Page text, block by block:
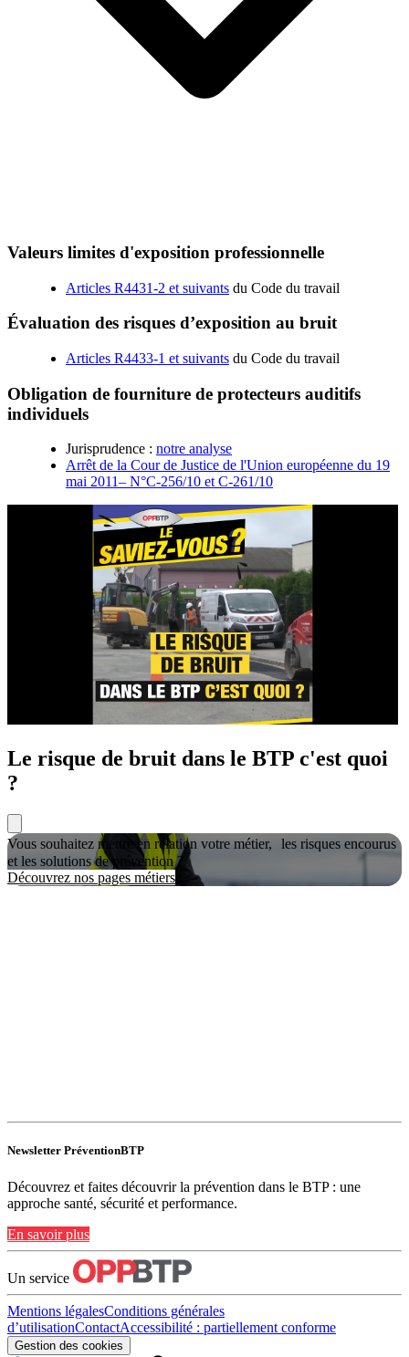
Valeurs limites d'exposition professionnelle
Articles R4431-2 et suivants du Code du travail
Évaluation des risques d’exposition au bruit
Articles R4433-1 et suivants du Code du travail
Obligation de fourniture de protecteurs auditifs
individuels
Jurisprudence : notre analyse
Arrêt de la Cour de Justice de l'Union européenne du 19
mai 2011– N°C-256/10 et C-261/10
Le risque de bruit dans le BTP c'est quoi
?
Vous souhaitez mettre en relation votre métier, les risques encourus
et les solutions de prévention ?
Découvrez nos pages métiers
Newsletter PréventionBTP
Découvrez et faites découvrir la prévention dans le BTP : une
approche santé, sécurité et performance.
En savoir plus
Un service
Mentions légalesConditions générales
d’utilisationContactAccessibilité : partiellement conforme
Gestion des cookies